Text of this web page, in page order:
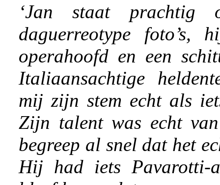
‘Jan staat prachtig
daguerreotype foto’s,
operahoofd en een
Italiaansachtige
mij zijn stem echt als
Zijn talent was echt
begreep al snel dat het
Hij had iets Pavarotti-